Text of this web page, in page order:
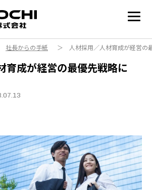
社長からの手紙 ＞ 人材採用／人材育成が経営の
育成が経営の最優先戦略に